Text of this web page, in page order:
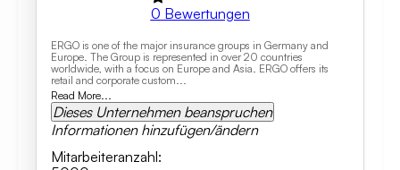
0 Bewertungen
ERGO is one of the major insurance groups in Germany and
Europe. The Group is represented in over 20 countries
worldwide, with a focus on Europe and Asia. ERGO offers its
retail and corporate custom...
Read More...
Dieses Unternehmen beanspruchen
Informationen hinzufügen/ändern
Mitarbeiteranzahl: